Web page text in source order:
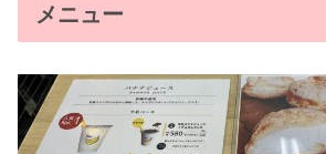
メニュー